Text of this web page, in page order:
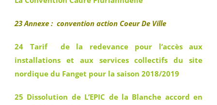
23 Annexe : convention action Coeur De Ville
24 Tarif de la redevance pour l’accès aux
installations et aux services collectifs du site
nordique du Fanget pour la saison 2018/2019
25 Dissolution de L’EPIC de la Blanche accord en